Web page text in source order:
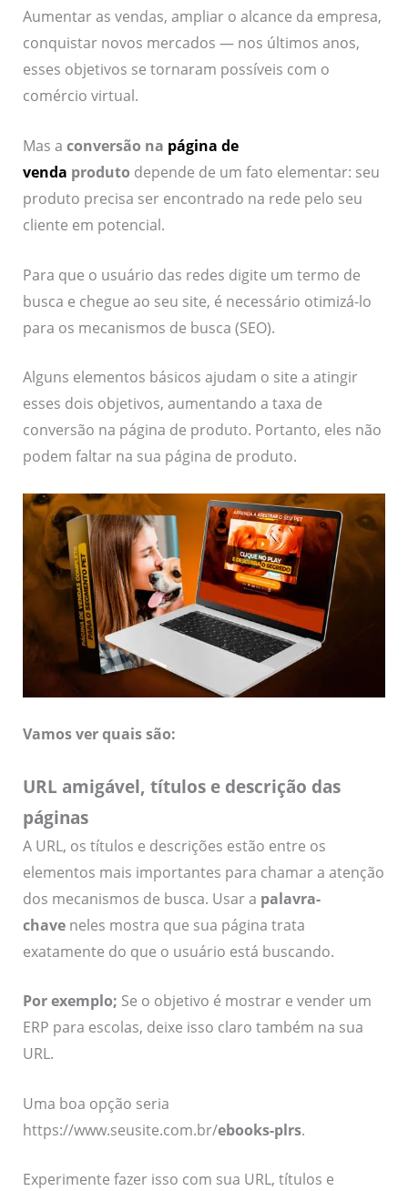
Aumentar as vendas, ampliar o alcance da empresa,
conquistar novos mercados — nos últimos anos,
esses objetivos se tornaram possíveis com o
comércio virtual.
Mas a conversão na página de
venda produto depende de um fato elementar: seu
produto precisa ser encontrado na rede pelo seu
cliente em potencial.
Para que o usuário das redes digite um termo de
busca e chegue ao seu site, é necessário otimizá-lo
para os mecanismos de busca (SEO).
Alguns elementos básicos ajudam o site a atingir
esses dois objetivos, aumentando a taxa de
conversão na página de produto. Portanto, eles não
podem faltar na sua página de produto.
Vamos ver quais são:
URL amigável, títulos e descrição das
páginas
A URL, os títulos e descrições estão entre os
elementos mais importantes para chamar a atenção
dos mecanismos de busca. Usar a palavra-
chaveneles mostra que sua página trata
exatamente do que o usuário está buscando.
Por exemplo; Se o objetivo é mostrar e vender um
ERP para escolas, deixe isso claro também na sua
URL.
Uma boa opção seria
https://www.seusite.com.br/ebooks-plrs.
Experimente fazer isso com sua URL, títulos e